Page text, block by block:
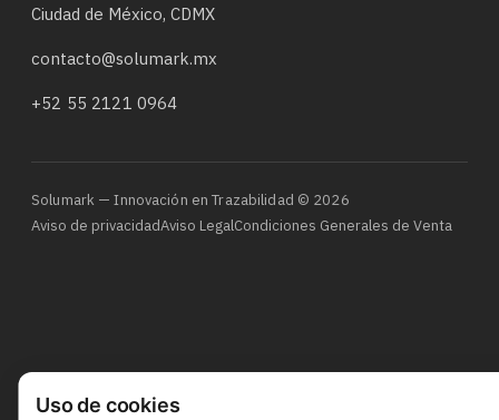
Uso de cookies
Ciudad de México, CDMX
contacto@solumark.mx
+52 55 2121 0964
Solumark — Innovación en Trazabilidad © 2026
Aviso de privacidadAviso LegalCondiciones Generales de Venta